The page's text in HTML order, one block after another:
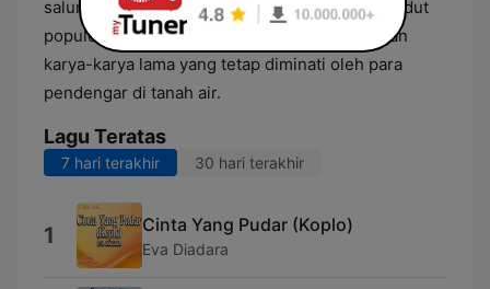
saluran yang menyebarluaskan lagu-lagu dangdut
populer terbaru sekaligus menjaga keberadaan
karya-karya lama yang tetap diminati oleh para
pendengar di tanah air.
Lagu Teratas
7 hari terakhir 30 hari terakhir
1 Cinta Yang Pudar (Koplo)
Eva Diadara